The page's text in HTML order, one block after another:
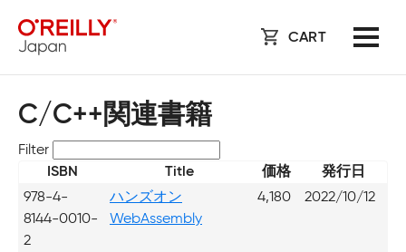
CART
C/C++関連書籍
Filter
ISBN Title 価格 発行日
978-4-
8144-0010-
2
ハンズオン
WebAssembly
4,180 2022/10/12